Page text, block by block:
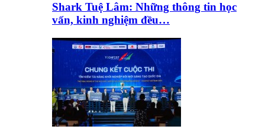
Shark Tuệ Lâm: Những thông tin học
vấn, kinh nghiệm đều…